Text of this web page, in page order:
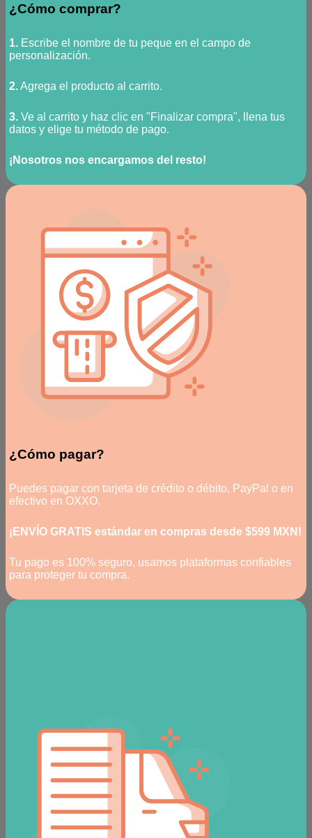
¿Cómo comprar?
1. Escribe el nombre de tu peque en el campo de
personalización.
2.Agrega el producto al carrito.
3. Ve al carrito y haz clic en "Finalizar compra", llena tus
datos y elige tu método de pago.
¡Nosotros nos encargamos del resto!
¿Cómo pagar?
Puedes pagar con tarjeta de crédito o débito, PayPal o en
efectivo en OXXO.
¡ENVÍO GRATIS estándar en compras desde $599 MXN!
Tu pago es 100% seguro, usamos plataformas confiables
para proteger tu compra.